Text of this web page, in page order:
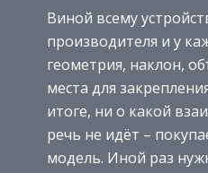
Виной всему
производителя и у
геометрия, наклон,
места для
итоге, ни о какой
речь не идёт –
модель. Иной раз